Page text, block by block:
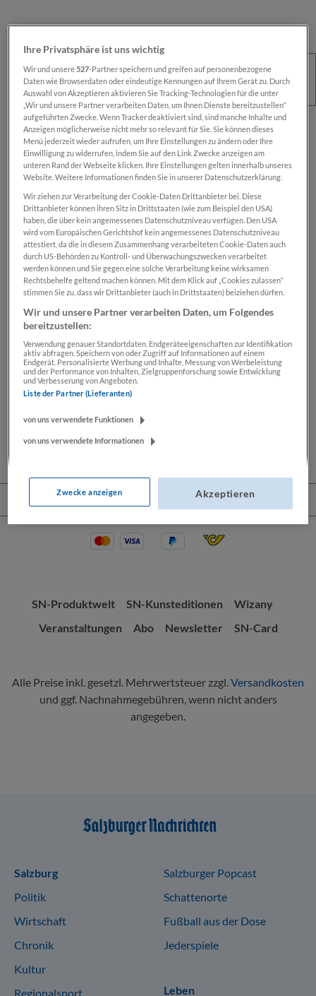
Regulärer Preis:
€ 100,00
Preise inkl. MwSt. zzgl. Versandkosten
Sofort verfügbar, Lieferzeit: 1-2 Wochen
Das Produkt is nur für registrierteSN-Card-
Inhaber:innen verfügbar.
Zum Merkzettel hinzufügen
Beschreibung
Lassen Sie sich Ihre Wochenendkarikatur von Thomas
Thomas Wizany exklusiv…Mehr
Service-Hotline
SN-Produktwelt SN-Kunsteditionen
Wizany
Veranstaltungen
Abo Newsletter SN-Card
Alle Preise inkl. gesetzl. Mehrwertsteuer zzgl.Versandkosten
und ggf. Nachnahmegebühren, wenn nicht anders
angegeben.
Sitemap
Salzburg
Politik
Wirtschaft
Chronik
Kultur
Regionalsport
Salzburger Popcast
Schattenorte
Fußball aus der Dose
Jederspiele
Leben
Ihre Privatsphäre ist uns wichtig
Wir und unsere527-Partner speichern und greifen auf personenbezogene
Daten wie Browserdaten oder eindeutige Kennungen auf Ihrem Gerät zu. Durch
Auswahl von Akzeptieren aktivieren Sie Tracking-Technologien für die unter
„Wir und unsere Partner verarbeiten Daten, um Ihnen Dienste bereitzustellen“
aufgeführten Zwecke. Wenn Tracker deaktiviert sind, sind manche Inhalte und
Anzeigen möglicherweise nicht mehr so relevant für Sie. Sie können dieses
Menü jederzeit wieder aufrufen, um Ihre Einstellungen zu ändern oder Ihre
Einwilligung zu widerrufen, indem Sie auf den Link Zwecke anzeigen am
unteren Rand der Webseite klicken. Ihre Einstellungen gelten innerhalb unseres
Website. Weitere Informationen finden Sie in unserer Datenschutzerklärung.
Wir ziehen zur Verarbeitung der Cookie-Daten Drittanbieter bei. Diese
Drittanbieter können ihren Sitz in Drittstaaten (wie zum Beispiel den USA)
haben, die über kein angemessenes Datenschutzniveau verfügen. Den USA
wird vom Europäischen Gerichtshof kein angemessenes Datenschutzniveau
attestiert, da die in diesem Zusammenhang verarbeiteten Cookie-Daten auch
durch US-Behörden zu Kontroll- und Überwachungszwecken verarbeitet
werden können und Sie gegen eine solche Verarbeitung keine wirksamen
Rechtsbehelfe geltend machen können. Mit dem Klick auf „Cookies zulassen“
stimmen Sie zu, dass wir Drittanbieter (auch in Drittstaaten) beiziehen dürfen.
Wir und unsere Partner verarbeiten Daten, um Folgendes
bereitzustellen:
Verwendung genauer Standortdaten. Endgeräteeigenschaften zur Identifikation
aktiv abfragen. Speichern von oder Zugriff auf Informationen auf einem
Endgerät. Personalisierte Werbung und Inhalte, Messung von Werbeleistung
und der Performance von Inhalten, Zielgruppenforschung sowie Entwicklung
und Verbesserung von Angeboten.
Liste der Partner (Lieferanten)
von uns verwendete Funktionen
von uns verwendete Informationen
Zwecke anzeigen Akzeptieren